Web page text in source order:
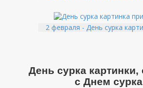
2 февраля - День сурка
День сурка картинки,
с Днем сурка